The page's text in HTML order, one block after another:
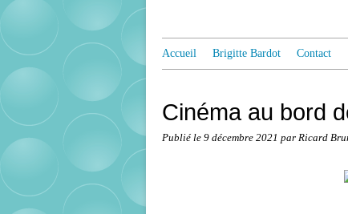
Accueil Brigitte Bardot Contact
Cinéma au bord
Publié le 9 décembre 2021 par Ricard